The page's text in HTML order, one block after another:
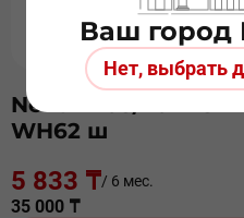
Nexen 205/70 R15
WH62 ш
5 833 ₸/ 6 мес.
35 000 ₸
Ваш город
Нет, выбрать